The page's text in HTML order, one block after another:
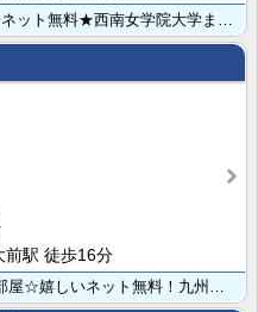
前駅 徒歩16分